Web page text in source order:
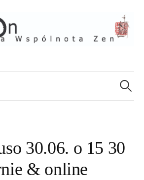
30.06. o 15 30
& online